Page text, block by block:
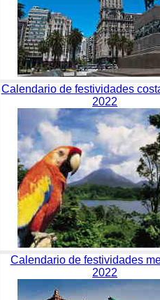
Calendario de festividades
2022
Calendario de festividades
2022